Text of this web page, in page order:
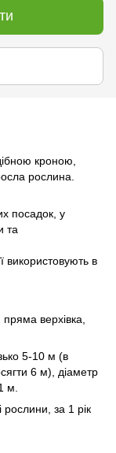
кроною,
рослина.
посадок, у
та
використовують в
верхівка,
5-10 м (в
6 м), діаметр
м.
рослини, за 1 рік